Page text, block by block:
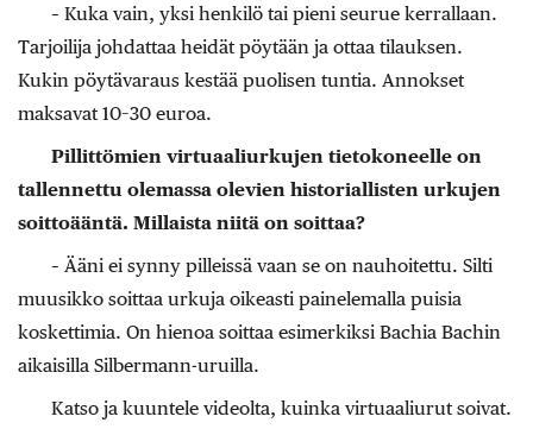
– Kuka vain, yksi henkilö tai pieni seurue kerrallaan.
Tarjoilija johdattaa heidät pöytään ja ottaa tilauksen.
Kukin pöytävaraus kestää puolisen tuntia. Annokset
maksavat 10–30 euroa.
Pillittömien virtuaaliurkujen tietokoneelle on
tallennettu olemassa ole­vien historiallisten urkujen
soittoääntä. Millaista niitä on soittaa?
– Ääni ei synny pilleissä vaan se on nauhoitettu. Silti
muusikko soittaa urkuja oikeasti painelemalla puisia
koskettimia. On hienoa soittaa esimerkiksi Bachia Bachin
aikaisilla Silbermann-uruilla.
Katso ja kuuntele videolta, kuinka virtuaaliurut soivat.